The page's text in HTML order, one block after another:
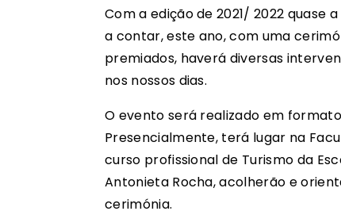
Com a edição de 2021/ 2022 quase
a contar, este ano, com uma
premiados, haverá diversas
nos nossos dias.
O evento será realizado em formato
Presencialmente, terá lugar na
curso profissional de Turismo da
Antonieta Rocha, acolherão e
cerimónia.